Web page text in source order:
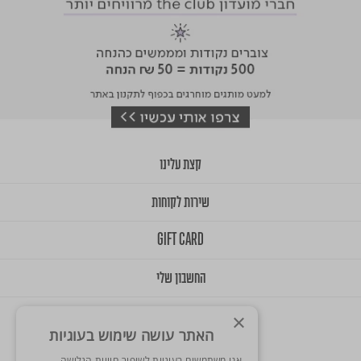
קצת עלינו
שירות לקוחות
GIFT CARD
החשבון שלי
× האתר עושה שימוש בעוגיות